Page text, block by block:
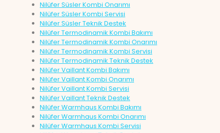
Nilüfer Süsler Kombi Onarımı
Nilüfer Süsler Kombi Servisi
Nilüfer Süsler Teknik Destek
Nilüfer Termodinamik Kombi Bakımı
Nilüfer Termodinamik Kombi Onarımı
Nilüfer Termodinamik Kombi Servisi
Nilüfer Termodinamik Teknik Destek
Nilüfer Vaillant Kombi Bakımı
Nilüfer Vaillant Kombi Onarımı
Nilüfer Vaillant Kombi Servisi
Nilüfer Vaillant Teknik Destek
Nilüfer Warmhaus Kombi Bakımı
Nilüfer Warmhaus Kombi Onarımı
Nilüfer Warmhaus Kombi Servisi